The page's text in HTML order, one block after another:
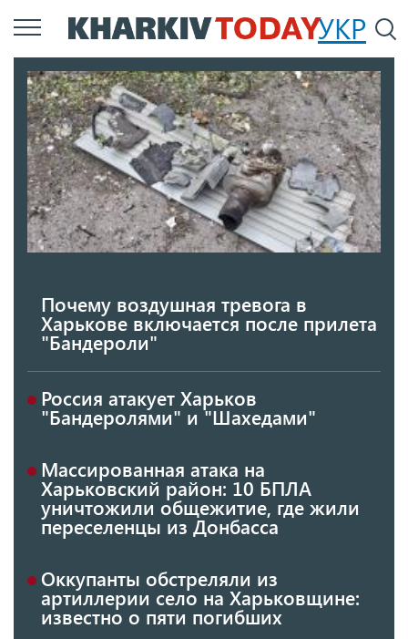
Перейти
к
содержанию
УКР
Почему воздушная тревога в
Харькове включается после прилета
"Бандероли"
Россия атакует Харьков
"Бандеролями" и "Шахедами"
Массированная атака на
Харьковский район: 10 БПЛА
уничтожили общежитие, где жили
переселенцы из Донбасса
Оккупанты обстреляли из
артиллерии село на Харьковщине:
известно о пяти погибших